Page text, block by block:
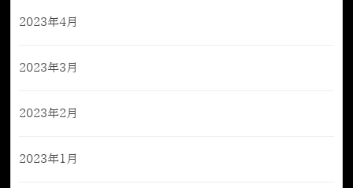
2023年4月
2023年3月
2023年2月
2023年1月